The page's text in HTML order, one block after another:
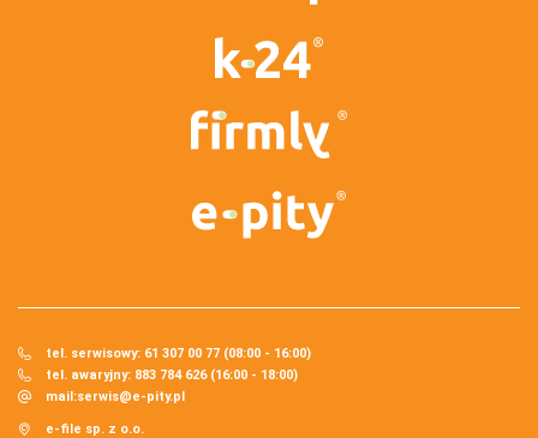
tel. serwisowy: 61 307 00 77 (08:00 - 16:00)
tel. awaryjny: 883 784 626 (16:00 - 18:00)
mail:serwis@e-pity.pl
e-file sp. z o.o.